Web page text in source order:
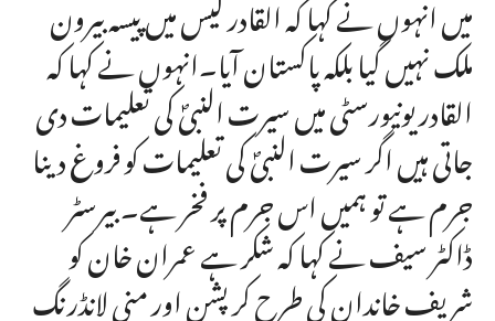
ملک نہیں گیا بلکہ پاکستان آیا۔انہوں نے کہا کہ
القادر یونیورسٹی میں سیرت النبیؐ کی تعلیمات دی
جاتی ہیں اگر سیرت النبیؐ کی تعلیمات کو فروغ دینا
جرم ہے تو ہمیں اس جرم پر فخر ہے۔ بیرسٹر
ڈاکٹر سیف نے کہا کہ شکر ہے عمران خان کو
شریف خاندان کی طرح کرپشن اور منی لانڈرنگ